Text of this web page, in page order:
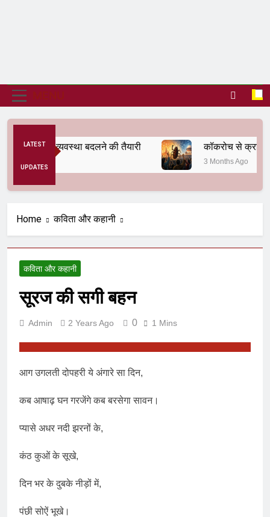
LATEST
UPDATES
अनैतिक व्यवस्था बदलने की तैयारी कॉकरोच से क्रांति तक
3 Months Ago
Home कविता और कहानी
कविता और कहानी
सूरज की सगी बहन
Admin 2 Years Ago 0 1 Mins
आग उगलती दोपहरी ये अंगारे सा दिन,
कब आषाढ़ घन गरजेंगे कब बरसेगा सावन।
प्यासे अधर नदी झरनों के,
कंठ कुओं के सूखे,
दिन भर के दुबके नीड़ों में,
पंछी सोऐं भूखे।